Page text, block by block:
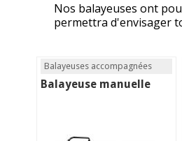
Nos balayeuses ont
permettra d'envisager
Balayeuses accompagnées
Balayeuse manuelle